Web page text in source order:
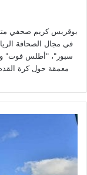
بوقريس كريم صحفي
في مجال الصحافة
سبور"، "أطلس فوت"
معمقة حول كرة
فيفا
غينيس
من